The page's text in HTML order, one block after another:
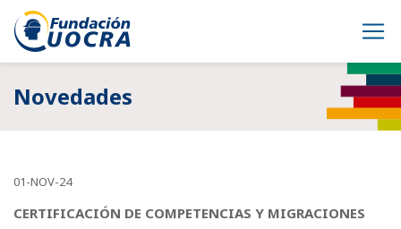
Novedades
01-NOV-24
CERTIFICACIÓN DE COMPETENCIAS Y MIGRACIONES